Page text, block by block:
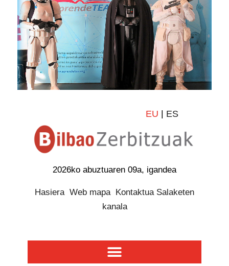
EU | ES
2026ko abuztuaren 09a, igandea
Hasiera Web mapa Kontaktua Salaketen
kanala